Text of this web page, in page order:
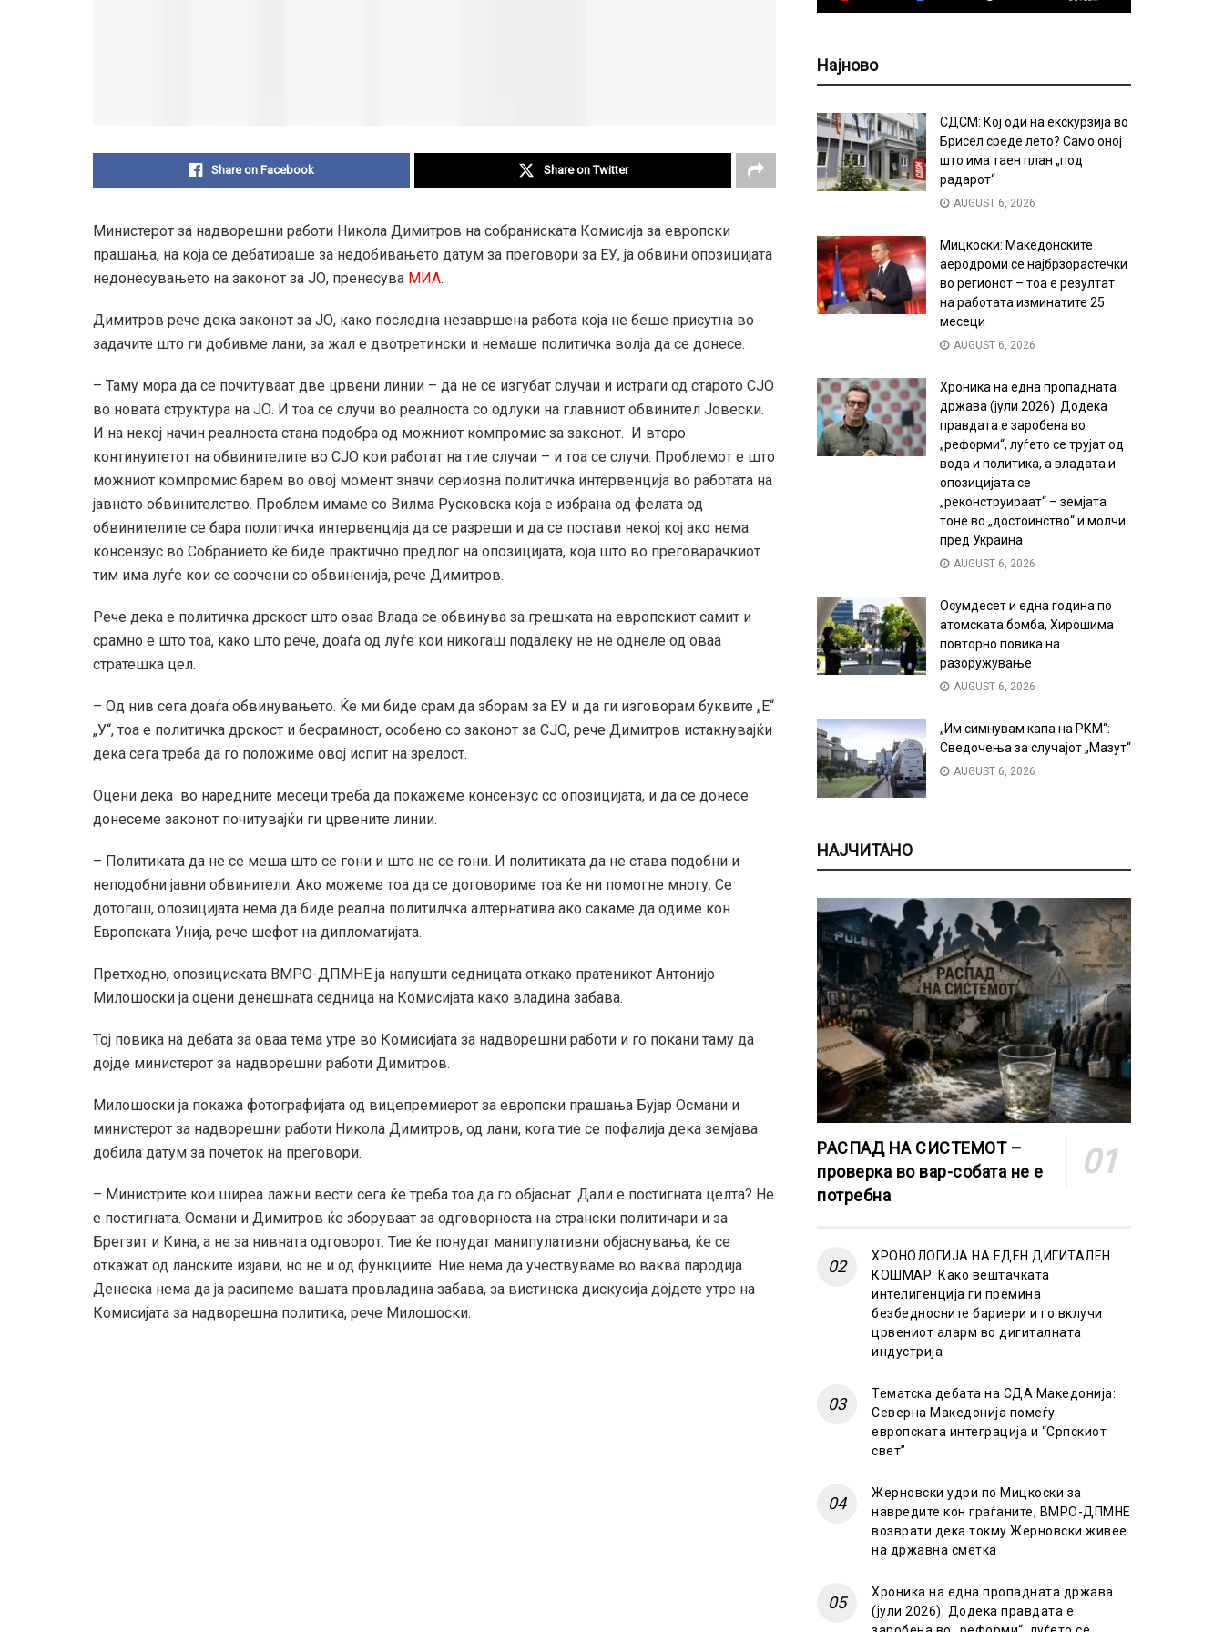
Share on Facebook Share on Twitter
Министерот за надворешни работи Никола Димитров на собраниската Комисија за европски
прашања, на која се дебатираше за недобивањето датум за преговори за ЕУ, ја обвини опозицијата
недонесувањето на законот за ЈО, пренесува МИА.
Димитров рече дека законот за ЈО, како последна незавршена работа која не беше присутна во
задачите што ги добивме лани, за жал е двотретински и немаше политичка волја да се донесе.
– Таму мора да се почитуваат две црвени линии – да не се изгубат случаи и истраги од старото СЈО
во новата структура на ЈО. И тоа се случи во реалноста со одлуки на главниот обвинител Јовески.
И на некој начин реалноста стана подобра од можниот компромис за законот. И второ
континуитетот на обвинителите во СЈО кои работат на тие случаи – и тоа се случи. Проблемот е што
можниот компромис барем во овој момент значи сериозна политичка интервенција во работата на
јавното обвинителство. Проблем имаме со Вилма Русковска која е избрана од фелата од
обвинителите се бара политичка интервенција да се разреши и да се постави некој кој ако нема
консензус во Собранието ќе биде практично предлог на опозицијата, која што во преговарачкиот
тим има луѓе кои се соочени со обвиненија, рече Димитров.
Рече дека е политичка дрскост што оваа Влада се обвинува за грешката на европскиот самит и
срамно е што тоа, како што рече, доаѓа од луѓе кои никогаш подалеку не не однеле од оваа
стратешка цел.
– Од нив сега доаѓа обвинувањето. Ќе ми биде срам да зборам за ЕУ и да ги изговорам буквите „Е“
„У“, тоа е политичка дрскост и бесрамност, особено со законот за СЈО, рече Димитров истакнувајќи
дека сега треба да го положиме овој испит на зрелост.
Оцени дека во наредните месеци треба да покажеме консензус со опозицијата, и да се донесе
донесеме законот почитувајќи ги црвените линии.
– Политиката да не се меша што се гони и што не се гони. И политиката да не става подобни и
неподобни јавни обвинители. Ако можеме тоа да се договориме тоа ќе ни помогне многу. Се
дотогаш, опозицијата нема да биде реална политилчка алтернатива ако сакаме да одиме кон
Европската Унија, рече шефот на дипломатијата.
Претходно, опозициската ВМРО-ДПМНЕ ја напушти седницата откако пратеникот Антонијо
Милошоски ја оцени денешната седница на Комисијата како владина забава.
Тој повика на дебата за оваа тема утре во Комисијата за надворешни работи и го покани таму да
дојде министерот за надворешни работи Димитров.
Милошоски ја покажа фотографијата од вицепремиерот за европски прашања Бујар Османи и
министерот за надворешни работи Никола Димитров, од лани, кога тие се пофалија дека земјава
добила датум за почеток на преговори.
– Министрите кои ширеа лажни вести сега ќе треба тоа да го објаснат. Дали е постигната целта? Не
е постигната. Османи и Димитров ќе зборуваат за одговорноста на странски политичари и за
Брегзит и Кина, а не за нивната одговорот. Тие ќе понудат манипулативни објаснувања, ќе се
откажат од ланските изјави, но не и од функциите. Ние нема да учествуваме во ваква пародија.
Денеска нема да ја расипеме вашата провладина забава, за вистинска дискусија дојдете утре на
Комисијата за надворешна политика, рече Милошоски.
Најново
СДСМ: Кој оди на екскурзија во
Брисел среде лето? Само оној
што има таен план „под
радарот“
AUGUST 6, 2026
Мицкоски: Македонските
аеродроми се најбрзорастечки
во регионот – тоа е резултат
на работата изминатите 25
месеци
AUGUST 6, 2026
Хроника на една пропадната
држава (јули 2026): Додека
правдата е заробена во
„реформи“, луѓето се трујат од
вода и политика, а владата и
опозицијата се
„реконструираат“ – земјата
тоне во „достоинство“ и молчи
пред Украина
AUGUST 6, 2026
Осумдесет и една година по
атомската бомба, Хирошима
повторно повика на
разоружување
AUGUST 6, 2026
„Им симнувам капа на РКМ“:
Сведочења за случајот „Мазут“
AUGUST 6, 2026
НАЈЧИТАНО
РАСПАД НА СИСТЕМОТ –
проверка во вар-собата не е
потребна
ХРОНОЛОГИЈА НА ЕДЕН ДИГИТАЛЕН
КОШМАР: Како вештачката
интелигенција ги премина
безбедносните бариери и го вклучи
црвениот аларм во дигиталната
индустрија
Тематска дебата на СДА Македонија:
Северна Македонија помеѓу
европската интеграција и “Српскиот
свет”
Жерновски удри по Мицкоски за
навредите кон граѓаните, ВМРО-ДПМНЕ
возврати дека токму Жерновски живее
на државна сметка
Хроника на една пропадната држава
(јули 2026): Додека правдата е